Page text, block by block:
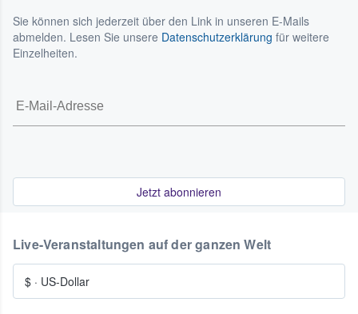
Sie können sich jederzeit über den Link in unseren E-Mails
abmelden. Lesen Sie unsere Datenschutzerklärung für weitere
Einzelheiten.
Jetzt abonnieren
Live-Veranstaltungen auf der ganzen Welt
$ · US-Dollar